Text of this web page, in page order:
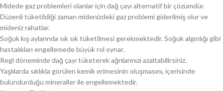
Midede gaz problemleri olanlar için dağ çayı alternatif bir çözümdür.
Düzenli tüketildiği zaman midenizdeki gaz problemi giderilmiş olur ve
mideniz rahatlar.
Soğuk kış aylarında sık sık tüketilmesi gerekmektedir. Soğuk algınlığı gibi
hastalıkları engellemede büyük rol oynar.
Regl döneminde dağ çayı tüketerek ağrılarınızı azaltabilirsiniz.
Yaşlılarda sıklıkla görülen kemik erimesinin oluşmasını, içerisinde
bulundurduğu mineraller ile engellemektedir.